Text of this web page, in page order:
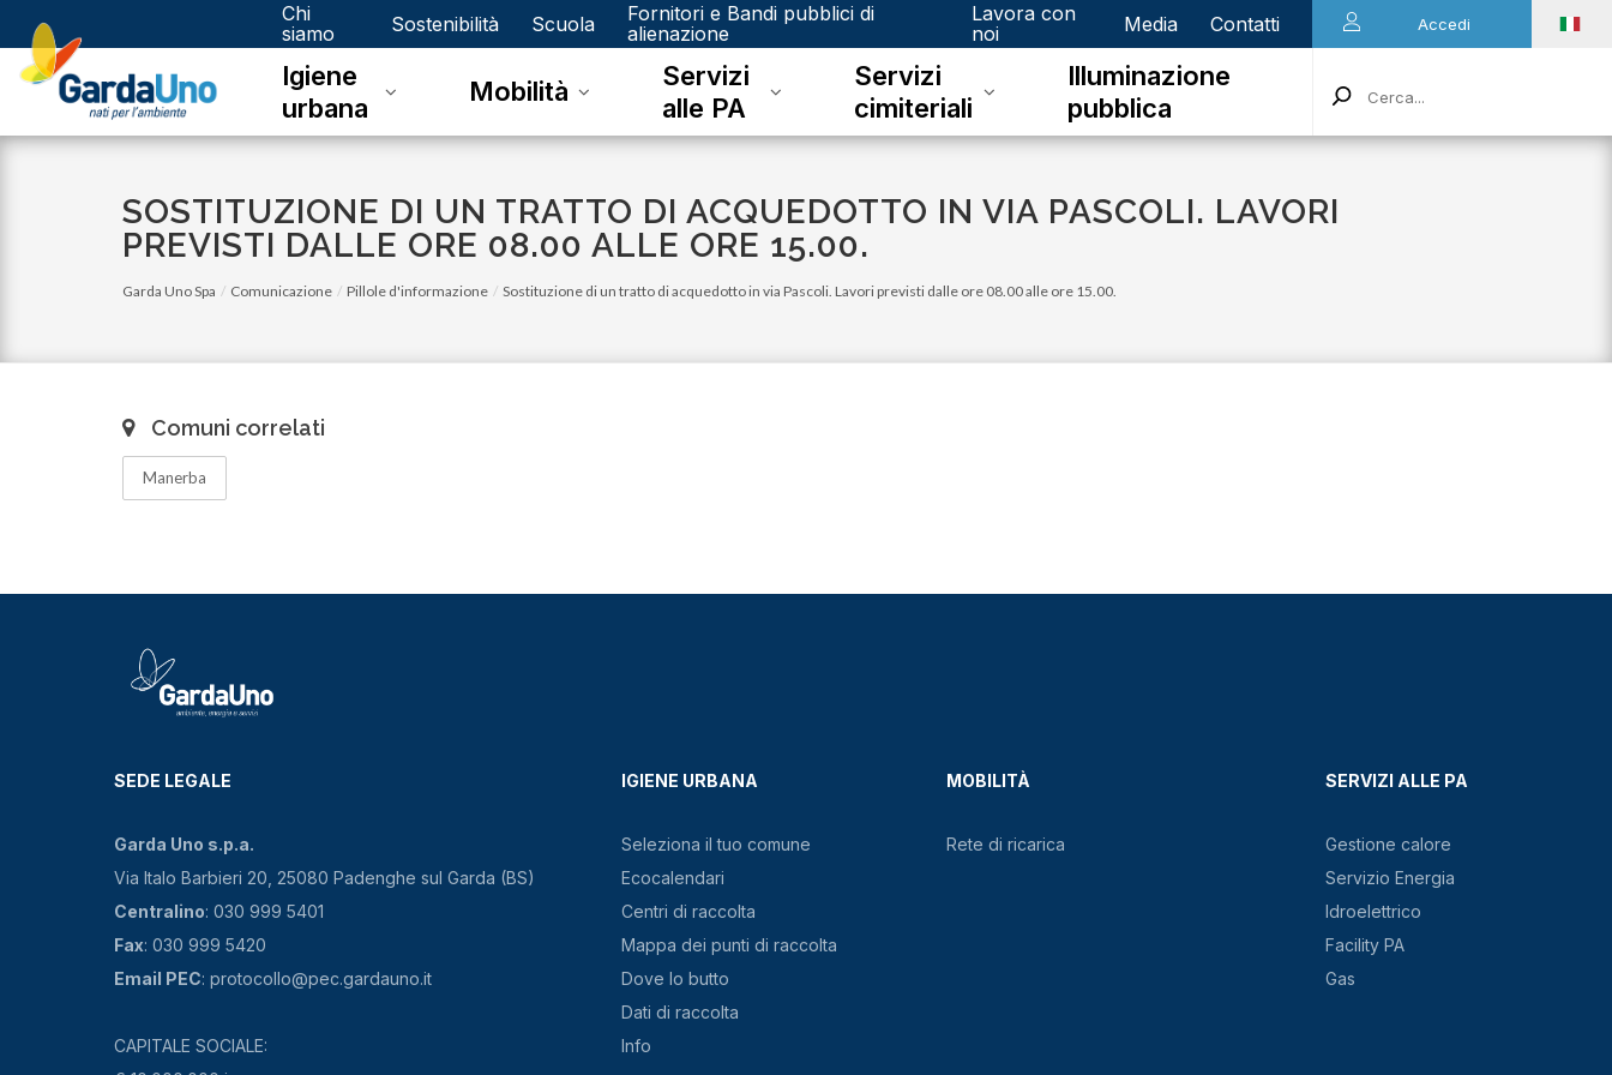
Gardauno
Spa
Chi
siamo
Sostenibilità Scuola
Fornitori e Bandi pubblici di
alienazione
Lavora con
noi
Media Contatti Accedi
Igiene
urbana
Mobilità
Servizi
alle PA
Servizi
cimiteriali
Illuminazione
pubblica
SOSTITUZIONE DI UN TRATTO DI ACQUEDOTTO IN VIA PASCOLI. LAVORI
PREVISTI DALLE ORE 08.00 ALLE ORE 15.00.
Garda Uno Spa Comunicazione Pillole d'informazione Sostituzione di un tratto di acquedotto in via Pascoli. Lavori previsti dalle ore 08.00 alle ore 15.00.
Comuni correlati
Manerba
SEDE LEGALE
Garda Uno s.p.a.
Via Italo Barbieri 20, 25080 Padenghe sul Garda (BS)
Centralino: 030 999 5401
Fax: 030 999 5420
Email PEC: protocollo@pec.gardauno.it
CAPITALE SOCIALE:
IGIENE URBANA
Seleziona il tuo comune
Ecocalendari
Centri di raccolta
Mappa dei punti di raccolta
Dove lo butto
Dati di raccolta
Info
MOBILITÀ
Rete di ricarica
SERVIZI ALLE PA
Gestione calore
Servizio Energia
Idroelettrico
Facility PA
Gas